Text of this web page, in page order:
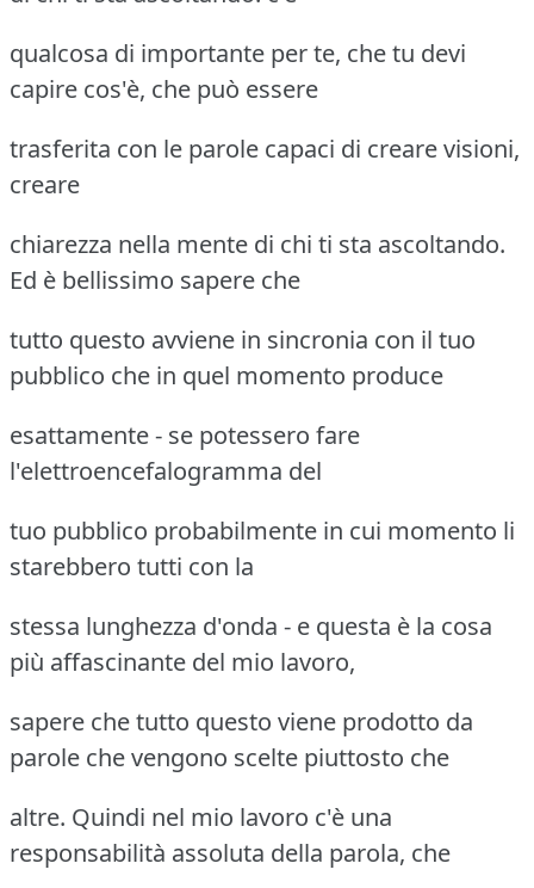
qualcosa di importante per te, che tu devi
capire cos'è, che può essere
trasferita con le parole capaci di creare visioni,
creare
chiarezza nella mente di chi ti sta ascoltando.
Ed è bellissimo sapere che
tutto questo avviene in sincronia con il tuo
pubblico che in quel momento produce
esattamente - se potessero fare
l'elettroencefalogramma del
tuo pubblico probabilmente in cui momento li
starebbero tutti con la
stessa lunghezza d'onda - e questa è la cosa
più affascinante del mio lavoro,
sapere che tutto questo viene prodotto da
parole che vengono scelte piuttosto che
altre. Quindi nel mio lavoro c'è una
responsabilità assoluta della parola, che